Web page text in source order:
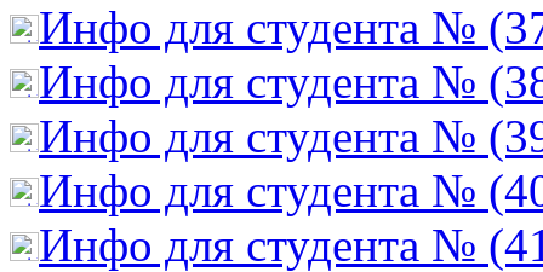
Инфо для студента №
Инфо для студента №
Инфо для студента №
Инфо для студента №
Инфо для студента №